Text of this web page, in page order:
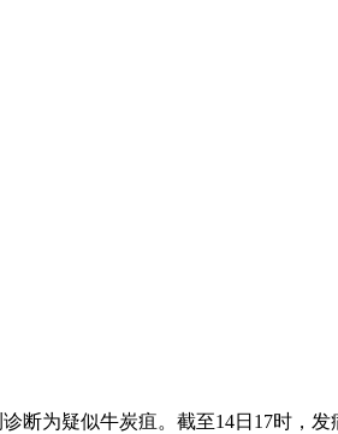
为疑似牛炭疽。截至14日17时，发